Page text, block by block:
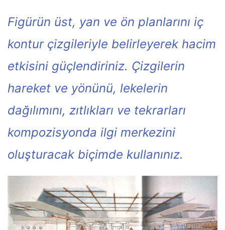
Figürün üst, yan ve ön planlarını iç
kontur çizgileriyle belirleyerek hacim
etkisini güçlendiriniz. Çizgilerin
hareket ve yönünü, lekelerin
dağılımını, zıtlıkları ve tekrarları
kompozisyonda ilgi merkezini
oluşturacak biçimde kullanınız.